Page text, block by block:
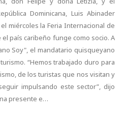
Dominicana, Luis Abinader
miércoles la Feria Internacional de
el país caribeño funge como socio. A
Soy", el mandatario quisqueyano
“Hemos trabajado duro para
de los turistas que nos visitan y
impulsando este sector”, dijo
presente e…